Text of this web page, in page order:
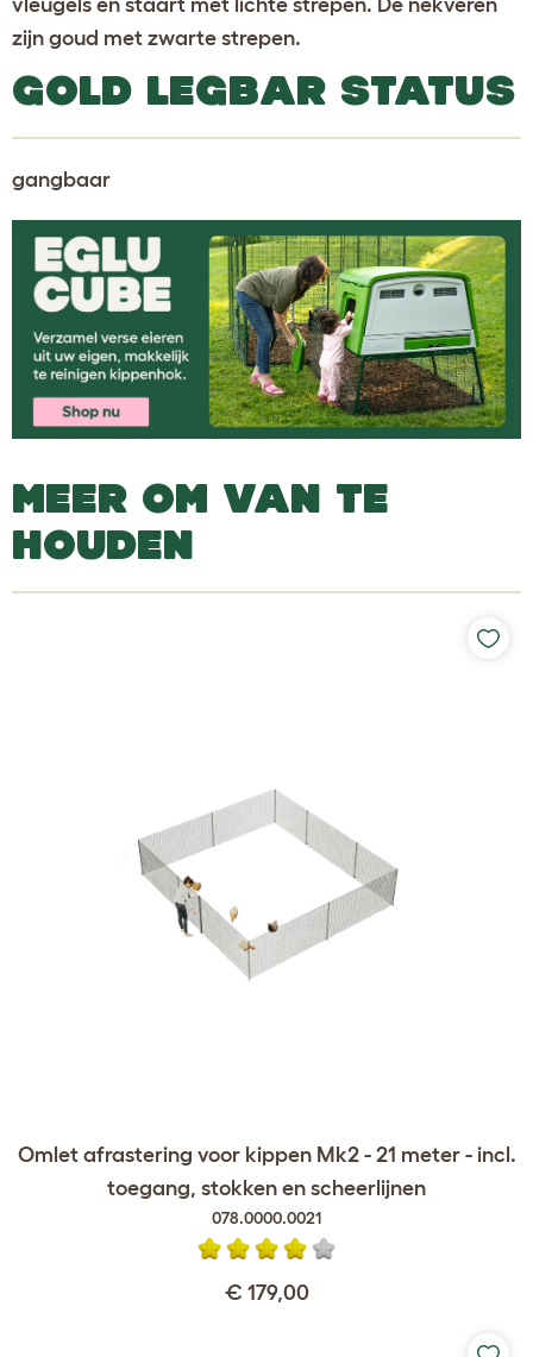
vleugels en staart met lichte strepen. De nekveren
zijn goud met zwarte strepen.
GOLD LEGBAR STATUS
gangbaar
MEER OM VAN TE
HOUDEN
Omlet afrastering voor kippen Mk2 - 21 meter - incl.
toegang, stokken en scheerlijnen
078.0000.0021
€ 179,00